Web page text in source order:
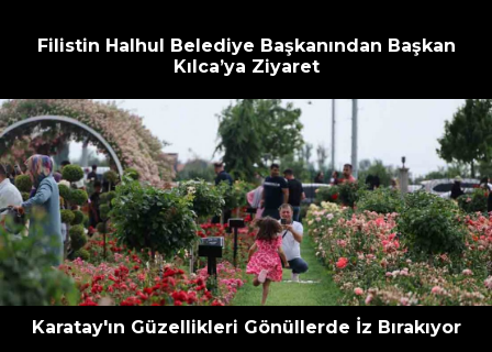
Filistin Halhul Belediye Başkanından Başkan
Kılca’ya Ziyaret
Karatay'ın Güzellikleri Gönüllerde İz Bırakıyor